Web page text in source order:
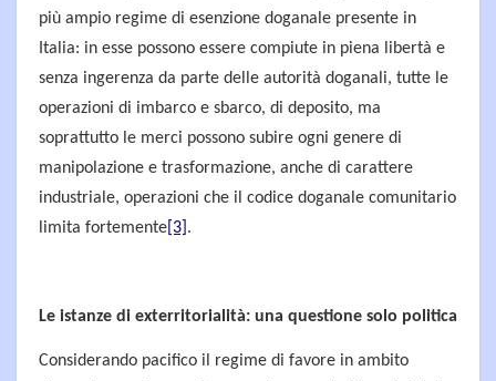
più ampio regime di esenzione doganale presente in
Italia: in esse possono essere compiute in piena libertà e
senza ingerenza da parte delle autorità doganali, tutte le
operazioni di imbarco e sbarco, di deposito, ma
soprattutto le merci possono subire ogni genere di
manipolazione e trasformazione, anche di carattere
industriale, operazioni che il codice doganale comunitario
limita fortemente [3] .
Le istanze di exterritorialità: una questione solo politica
Considerando pacifico il regime di favore in ambito